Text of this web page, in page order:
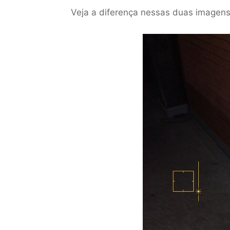
Veja a diferença nessas duas